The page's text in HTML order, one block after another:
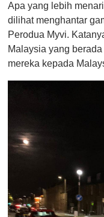
Apa yang lebih
dilihat menghantar
Perodua Myvi.
Malaysia yang
mereka kepada